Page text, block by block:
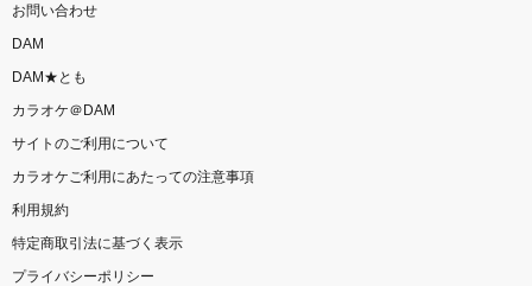
お問い合わせ
DAM
DAM★とも
カラオケ＠DAM
サイトのご利用について
カラオケご利用にあたっての注意事項
利用規約
特定商取引法に基づく表示
プライバシーポリシー